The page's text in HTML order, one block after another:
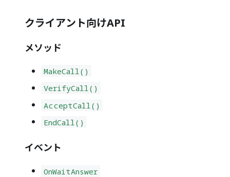
クライアント向けAPI
メソッド
MakeCall()
VerifyCall()
AcceptCall()
EndCall()
イベント
OnWaitAnswer